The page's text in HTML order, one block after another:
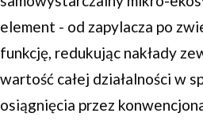
element - od zapylacza po
funkcję, redukując nakłady
wartość całej działalności w
osiągnięcia przez